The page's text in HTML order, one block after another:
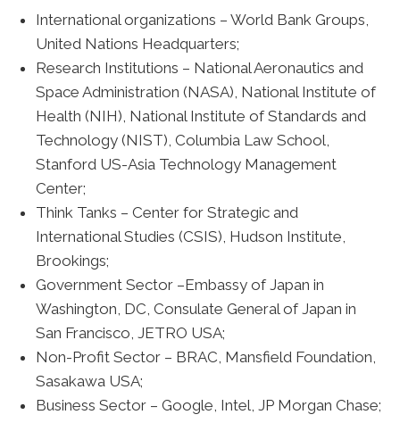
International organizations – World Bank Groups,
United Nations Headquarters;
Research Institutions – National Aeronautics and
Space Administration (NASA), National Institute of
Health (NIH), National Institute of Standards and
Technology (NIST), Columbia Law School,
Stanford US-Asia Technology Management
Center;
Think Tanks – Center for Strategic and
International Studies (CSIS), Hudson Institute,
Brookings;
Government Sector –Embassy of Japan in
Washington, DC, Consulate General of Japan in
San Francisco, JETRO USA;
Non-Profit Sector – BRAC, Mansfield Foundation,
Sasakawa USA;
Business Sector – Google, Intel, JP Morgan Chase;